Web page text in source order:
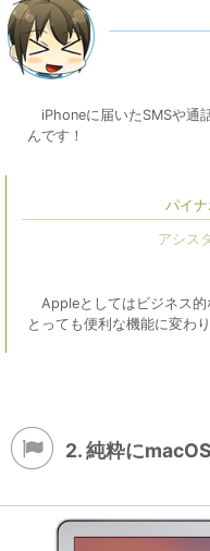
iPhoneに届いたSMSや通
んです！
パイ
Appleとしてはビジネス
とっても便利な機能に変わ
2. 純粋に